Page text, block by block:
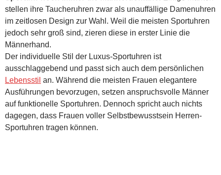
stellen ihre Taucheruhren zwar als unauffällige Damenuhren
im zeitlosen Design zur Wahl. Weil die meisten Sportuhren
jedoch sehr groß sind, zieren diese in erster Linie die
Männerhand.
Der individuelle Stil der Luxus-Sportuhren ist
ausschlaggebend und passt sich auch dem persönlichen
Lebensstil an. Während die meisten Frauen elegantere
Ausführungen bevorzugen, setzen anspruchsvolle Männer
auf funktionelle Sportuhren. Dennoch spricht auch nichts
dagegen, dass Frauen voller Selbstbewusstsein Herren-
Sportuhren tragen können.